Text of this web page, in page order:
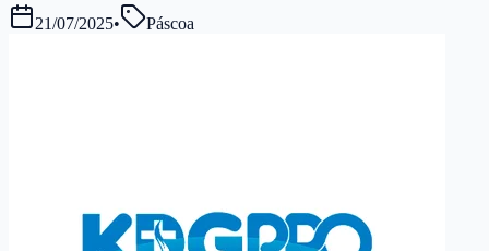
21/07/2025• Páscoa